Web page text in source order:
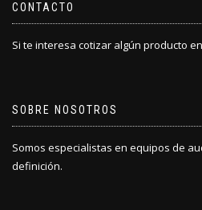
CONTACTO
Si te interesa cotizar algún producto
SOBRE NOSOTROS
Somos especialistas en equipos de
definición.